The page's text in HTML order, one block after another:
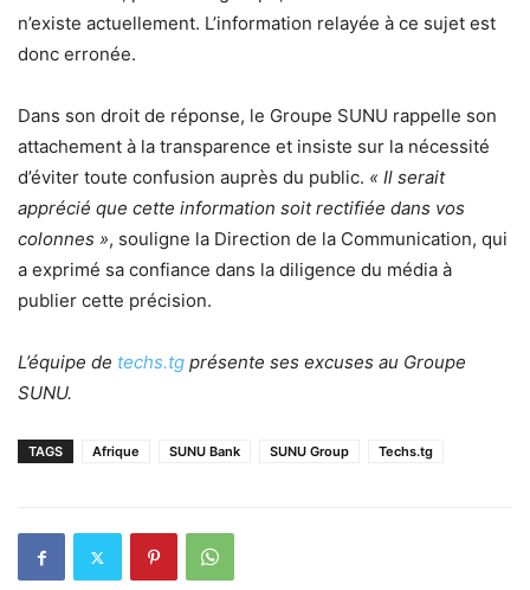
n’existe actuellement. L’information relayée à ce sujet est
donc erronée.
Dans son droit de réponse, le Groupe SUNU rappelle son
attachement à la transparence et insiste sur la nécessité
d’éviter toute confusion auprès du public. « Il serait
apprécié que cette information soit rectifiée dans vos
colonnes », souligne la Direction de la Communication, qui
a exprimé sa confiance dans la diligence du média à
publier cette précision.
L’équipe de techs.tg présente ses excuses au Groupe
SUNU.
TAGS Afrique SUNU Bank SUNU Group Techs.tg